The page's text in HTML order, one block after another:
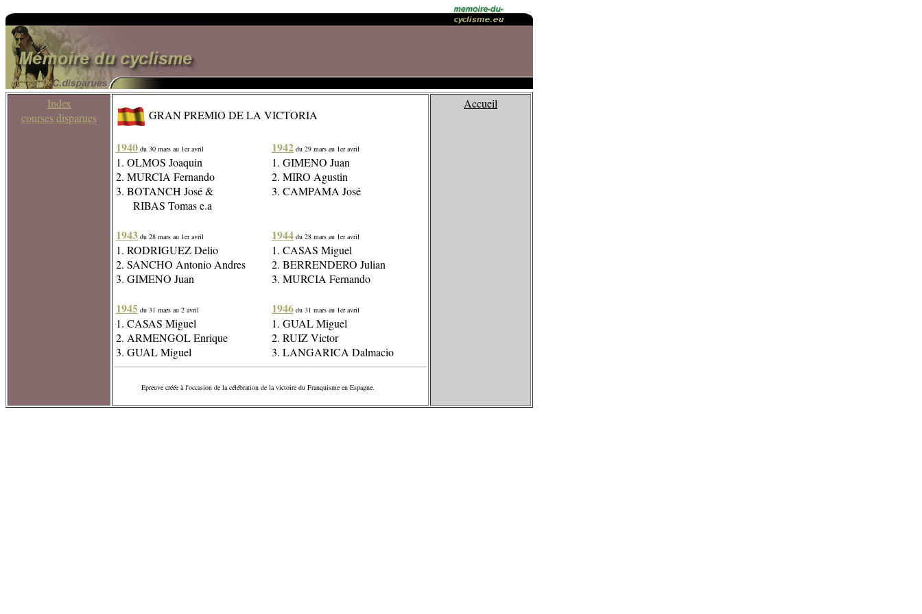
Index
courses disparues
GRAN PREMIO DE LA VICTORIA
1940 du 30 mars au 1er avril
1. OLMOS Joaquin
2. MURCIA Fernando
3. BOTANCH José &
RIBAS Tomas e.a
1943 du 28 mars au 1er avril
1. RODRIGUEZ Delio
2. SANCHO Antonio Andres
3. GIMENO Juan
1945 du 31 mars au 2 avril
1. CASAS Miguel
2. ARMENGOL Enrique
3. GUAL Miguel
1942 du 29 mars au 1er avril
1. GIMENO Juan
2. MIRO Agustin
3. CAMPAMA José
1944 du 28 mars au 1er avril
1. CASAS Miguel
2. BERRENDERO Julian
3. MURCIA Fernando
1946 du 31 mars au 1er avril
1. GUAL Miguel
2. RUIZ Victor
3. LANGARICA Dalmacio
Epreuve créée à l'occasion de la célébration de la victoire du Franquisme en Espagne.
Accueil